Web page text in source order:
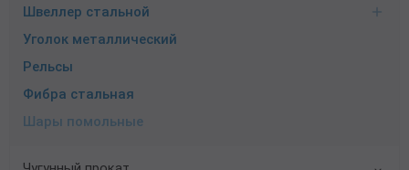
Швеллер стальной
Уголок металлический
Рельсы
Фибра стальная
Шары помольные